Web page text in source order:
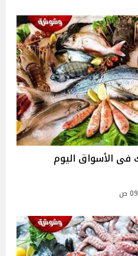
فى الأسواق اليوم